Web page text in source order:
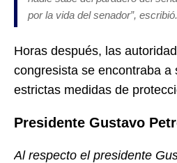
por la vida del senador”, escribió.
Horas después, las
congresista se encontraba a
estrictas medidas de
Presidente Gustavo
Al respecto el presidente